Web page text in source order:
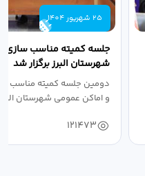
25 شهریور 1404
جلسه کمیته مناسب سازی
شهرستان البرز برگزار شد
دومین جلسه کمیته مناسب
و اماکن عمومی شهرستان
121473